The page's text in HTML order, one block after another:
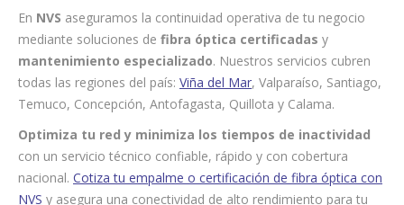
En NVS aseguramos la continuidad operativa de tu negocio
mediante soluciones de fibra óptica certificadas y
mantenimiento especializado. Nuestros servicios cubren
todas las regiones del país: Viña del Mar, Valparaíso, Santiago,
Temuco, Concepción, Antofagasta, Quillota y Calama.
Optimiza tu red y minimiza los tiempos de inactividad
con un servicio técnico confiable, rápido y con cobertura
nacional. Cotiza tu empalme o certificación de fibra óptica con
NVS y asegura una conectividad de alto rendimiento para tu